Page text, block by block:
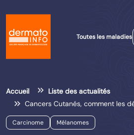
Toutes les maladies
Accueil
Liste des actualités
Cancers Cutanés, comment les
Carcinome Mélanomes